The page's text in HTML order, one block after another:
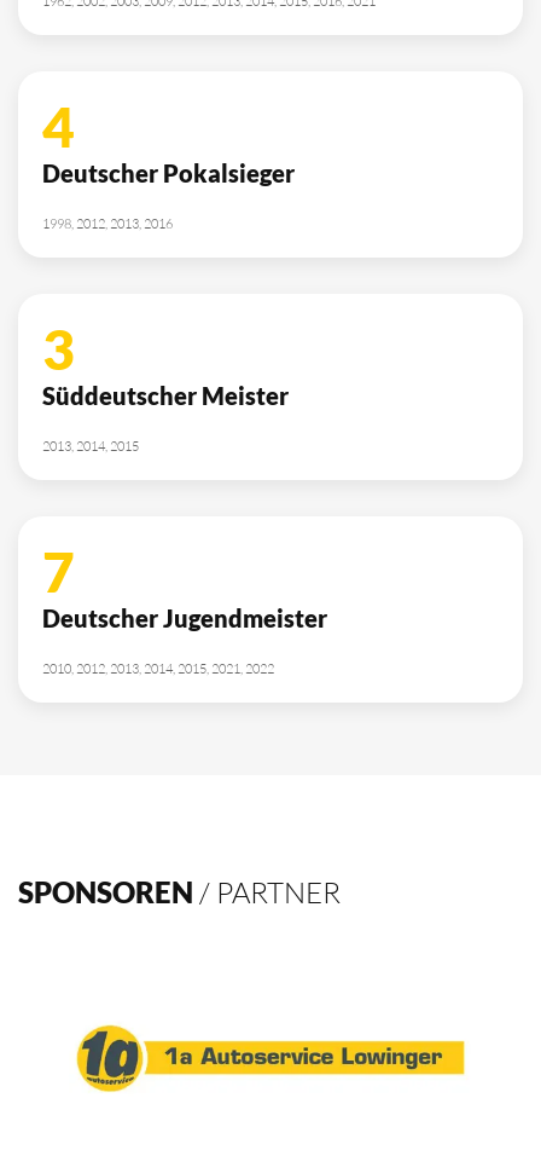
4
Deutscher Pokalsieger
1998, 2012, 2013, 2016
3
Süddeutscher Meister
2013, 2014, 2015
7
Deutscher Jugendmeister
2010, 2012, 2013, 2014, 2015, 2021, 2022
SPONSOREN / PARTNER